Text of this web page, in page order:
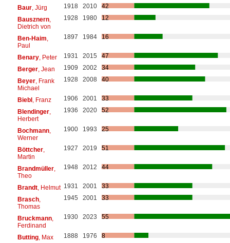
Baur, Jürg 1918 2010
42
Bausznern,
Dietrich von
1928 1980 12
Ben-Haim
Paul
1897 1984 16
Benary, Peter 1931 2015
47
Berger, Jean 1909 2002
34
Beyer, Frank
Michael
1928 2008 40
Biebl, Franz 1906 2001
33
Blendinger,
Herbert
1936 2020 52
Bochmann,
Werner
1900 1993 25
Böttcher,
Martin
1927 2019 51
Brandmüller,
Theo
1948 2012 44
Brandt, Helmut 1931 2001
33
Brasch,
Thomas
1945 2001 33
Bruckmann,
Ferdinand
1930 2023 55
Butting, Max 1888 1976
8